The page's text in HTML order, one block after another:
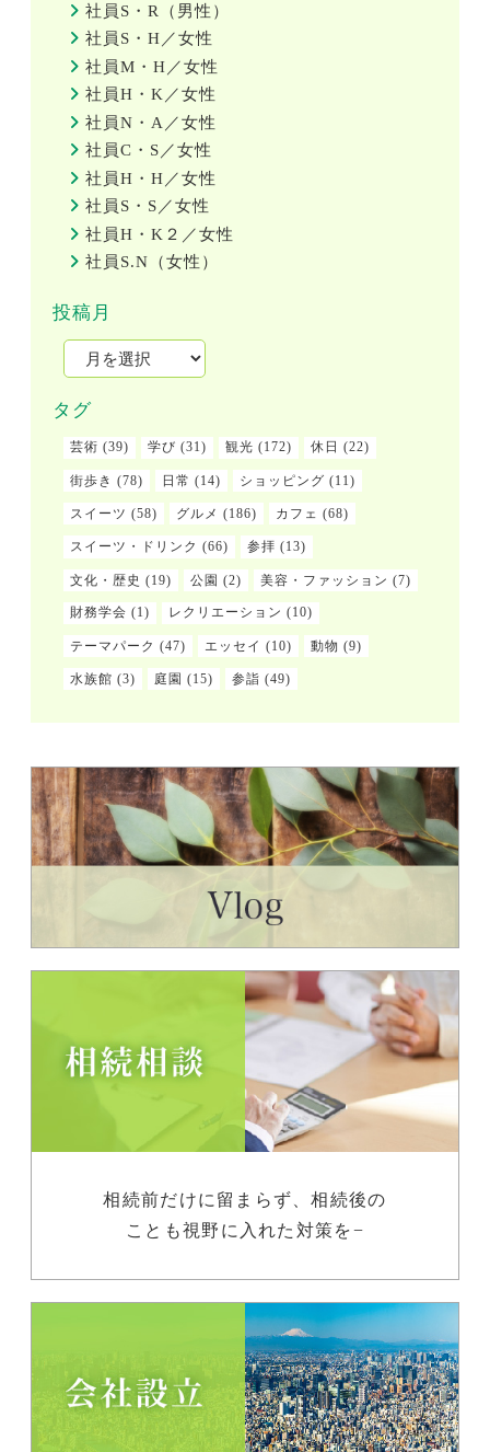
社員S・R（男性）
社員S・H／女性
社員M・H／女性
社員H・K／女性
社員N・A／女性
社員C・S／女性
社員H・H／女性
社員S・S／女性
社員H・K２／女性
社員S.N（女性）
投稿月
タグ
芸術 (39) 学び (31) 観光 (172) 休日 (22)
街歩き (78) 日常 (14) ショッピング (11)
スイーツ (58) グルメ (186) カフェ (68)
スイーツ・ドリンク (66) 参拝 (13)
文化・歴史 (19) 公園 (2) 美容・ファッション (7)
財務学会 (1) レクリエーション (10)
テーマパーク (47) エッセイ (10) 動物 (9)
水族館 (3) 庭園 (15) 参詣 (49)
相続前だけに留まらず、相続後の
ことも視野に入れた対策を−